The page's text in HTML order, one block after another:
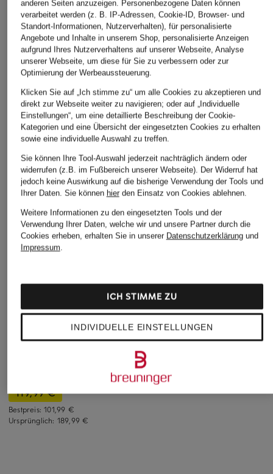
black palms
119,99 €
Bestpreis:101,99 €
Ursprünglich: 189,99 €
Marc O'Polo
Marlenehose
99,99 €
Bestpreis:84,99 €
Ursprünglich: 189,95 €
RAFFAELLO ROSSI
7/8-Hose PHIBI
anderen Seiten anzuzeigen. Personenbezogene Daten können
verarbeitet werden (z. B. IP-Adressen, Cookie-ID, Browser- und
Standort-Informationen, Nutzerverhalten), für personalisierte
Angebote und Inhalte in unserem Shop, personalisierte Anzeigen
aufgrund Ihres Nutzerverhaltens auf unserer Webseite, Analyse
unserer Webseite, um diese für Sie zu verbessern oder zur
Optimierung der Werbeaussteuerung.
Klicken Sie auf „Ich stimme zu“ um alle Cookies zu akzeptieren und
direkt zur Webseite weiter zu navigieren; oder auf „Individuelle
Einstellungen“, um eine detaillierte Beschreibung der Cookie-
Kategorien und eine Übersicht der eingesetzten Cookies zu erhalten
sowie eine individuelle Auswahl zu treffen.
Sie können Ihre Tool-Auswahl jederzeit nachträglich ändern oder
widerrufen (z.B. im Fußbereich unserer Webseite). Der Widerruf hat
jedoch keine Auswirkung auf die bisherige Verwendung der Tools und
Ihrer Daten. Sie können hierden Einsatz von Cookies ablehnen.
Weitere Informationen zu den eingesetzten Tools und der
Verwendung Ihrer Daten, welche wir und unsere Partner durch die
Cookies erheben, erhalten Sie in unserer Datenschutzerklärungund
Impressum.
INDIVIDUELLE EINSTELLUNGEN
ICH STIMME ZU